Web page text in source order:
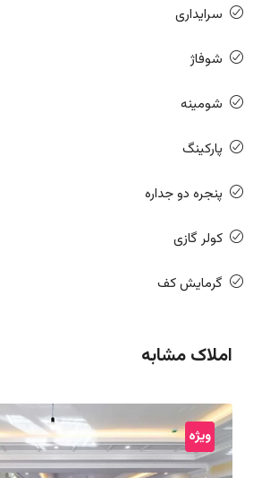
سرایداری
شوفاژ
شومینه
پارکینگ
پنجره دو جداره
کولر گازی
گرمایش کف
املاک مشابه
ویژه